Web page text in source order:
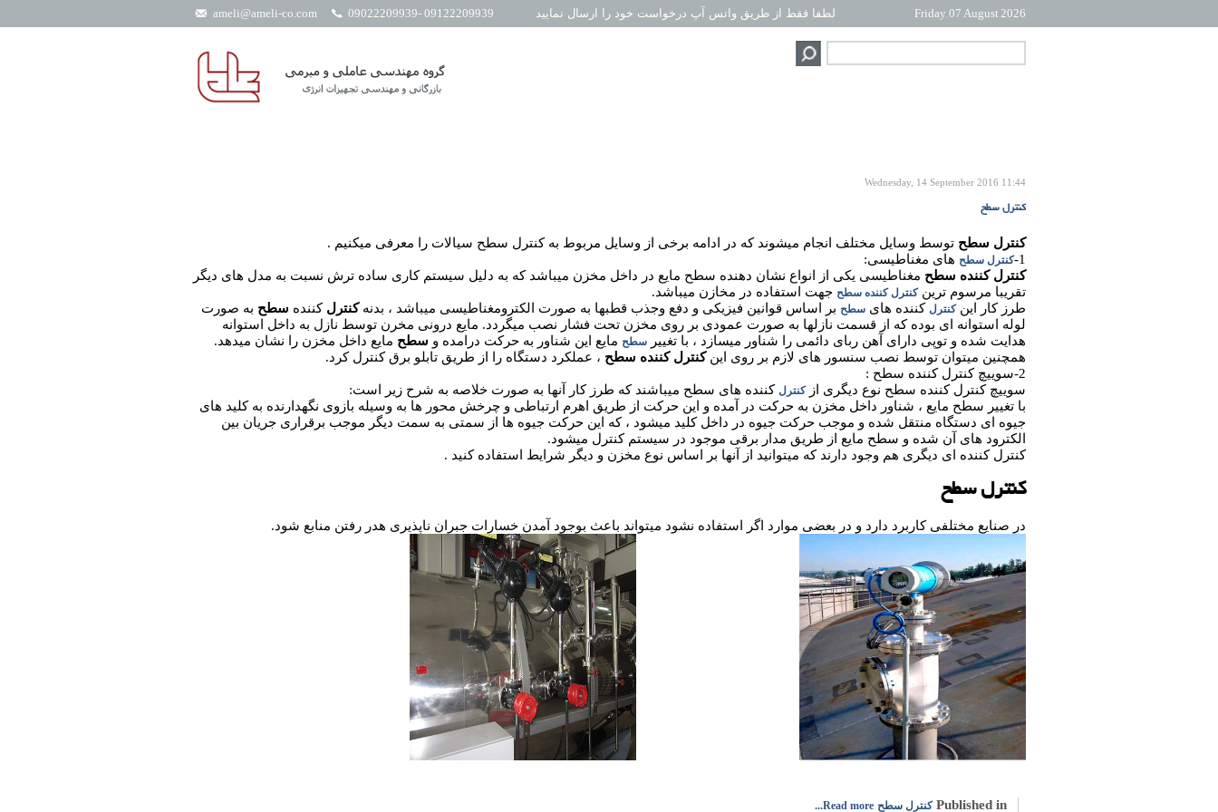
لطفا فقط از طریق واتس آپ درخواست خود را ارسال نمایید 09122209939 -09022209939
ameli@ameli-co.com Friday, 07 August 2026
Wednesday, 14 September 2016 11:44
کنترل سطح
کنترل سطح توسط وسایل مختلف انجام میشوند که در ادامه برخی از وسایل مربوط به کنترل سطح سیالات را معرفی میکنیم .
1- کنترل سطح های مغناطیسی:
کنترل کننده سطح مغناطیسی یکی از انواع نشان دهنده سطح مایع در داخل مخزن میباشد که به دلیل سیستم کاری ساده ترش نسبت به مدل های دیگر
تقریبا مرسوم ترینکنترل کننده سطح جهت استفاده در مخازن میباشد.
طرز کار اینکنترل کننده های سطح بر اساس قوانین فیزیکی و دفع وجذب قطبها به صورت الکترومغناطیسی میباشد ، بدنهکنترل کننده سطح به صورت
لوله استوانه ای بوده که از قسمت نازلها به صورت عمودی بر روی مخزن تحت فشار نصب میگردد. مایع درونی مخرن توسط نازل به داخل استوانه
هدایت شده و توپی دارای آهن ربای دائمی را شناور میسازد ، با تغییر سطح مایع این شناور به حرکت درامده و سطح مایع داخل مخزن را نشان میدهد.
همچنین میتوان توسط نصب سنسور های لازم بر روی اینکنترل کننده سطح ، عملکرد دستگاه را از طریق تابلو برق کنترل کرد.
2-سوییچ کنترل کننده سطح :
سوییچ کنترل کننده سطح نوع دیگری ازکنترل کننده های سطح میباشند که طرز کار آنها به صورت خلاصه به شرح زیر است:
با تغییر سطح مایع ، شناور داخل مخزن به حرکت در آمده و این حرکت از طریق اهرم ارتباطی و چرخش محور ها به وسیله بازوی نگهدارنده به کلید های
جیوه ای دستگاه منتقل شده و موجب حرکت جیوه در داخل کلید میشود ، که این حرکت جیوه ها از سمتی به سمت دیگر موجب برقراری جریان بین
الکترود های آن شده و سطح مایع از طریق مدار برقی موجود در سیستم کنترل میشود.
کنترل کننده ای دیگری هم وجود دارند که میتوانید از آنها بر اساس نوع مخزن و دیگر شرایط استفاده کنید .
کنترل سطح
در صنایع مختلفی کاربرد دارد و در بعضی موارد اگر استفاده نشود میتواند باعث بوجود آمدن خسارات جبران ناپذیری هدر رفتن منابع شود.
Published in کنترل سطح Read more...